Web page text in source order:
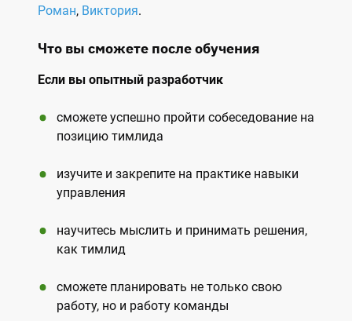
Роман, Виктория.
Что вы сможете после обучения
Если вы опытный разработчик
сможете успешно пройти собеседование на
позицию тимлида
изучите и закрепите на практике навыки
управления
научитесь мыслить и принимать решения,
как тимлид
сможете планировать не только свою
работу, но и работу команды